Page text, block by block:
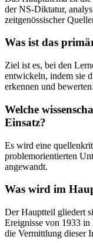
der NS-Diktatur,
zeitgenössischer
Was ist das
Ziel ist es, bei den
entwickeln, indem sie
erkennen und bewerten.
Welche
Einsatz?
Es wird eine
problemorientierten
angewandt.
Was wird im
Der Hauptteil gliedert
Ereignisse von 1933
die Vermittlung dieser